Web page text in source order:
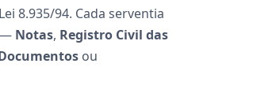
8.935/94. Cada serventia
— Notas, Registro Civil das
ou